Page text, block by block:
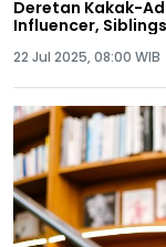
Deretan Kakak-
Influencer,
22 Jul 2025, 08:00 WIB